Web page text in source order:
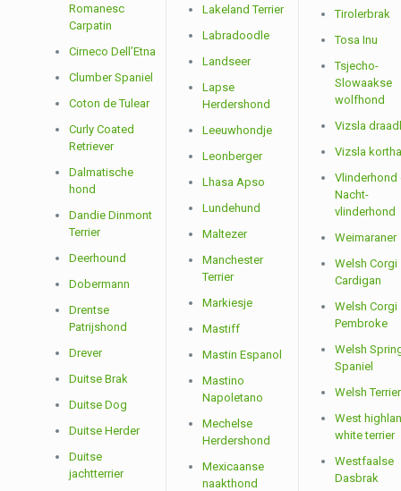
Romanesc
Carpatin
Cirneco Dell’Etna
Clumber Spaniel
Coton de Tulear
Curly Coated
Retriever
Dalmatische
hond
Dandie Dinmont
Terrier
Deerhound
Dobermann
Drentse
Patrijshond
Drever
Duitse Brak
Duitse Dog
Duitse Herder
Duitse
jachtterrier
Lakeland Terrier
Labradoodle
Landseer
Lapse
Herdershond
Leeuwhondje
Leonberger
Lhasa Apso
Lundehund
Maltezer
Manchester
Terrier
Markiesje
Mastiff
Mastin Espanol
Mastino
Napoletano
Mechelse
Herdershond
Mexicaanse
naakthond
Tirolerbrak
Tosa Inu
Tsjecho-
Slowaakse
wolfhond
Vizsla
Vizsla
Vlinderhond
Nacht-
vlinderhond
Weimaraner
Welsh Corgi
Cardigan
Welsh Corgi
Pembroke
Welsh
Spaniel
Welsh Terrier
West
white terrier
Westfaalse
Dasbrak